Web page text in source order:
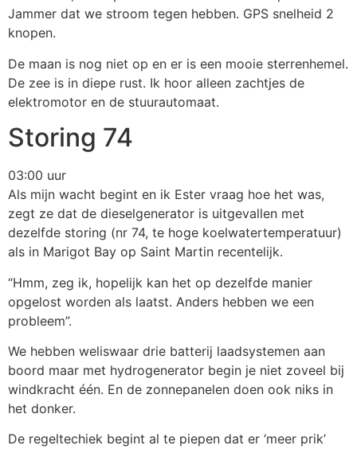
Jammer dat we stroom tegen hebben. GPS snelheid 2
knopen.
De maan is nog niet op en er is een mooie sterrenhemel.
De zee is in diepe rust. Ik hoor alleen zachtjes de
elektromotor en de stuurautomaat.
Storing 74
03:00 uur
Als mijn wacht begint en ik Ester vraag hoe het was,
zegt ze dat de dieselgenerator is uitgevallen met
dezelfde storing (nr 74, te hoge koelwatertemperatuur)
als in Marigot Bay op Saint Martin recentelijk.
“Hmm, zeg ik, hopelijk kan het op dezelfde manier
opgelost worden als laatst. Anders hebben we een
probleem”.
We hebben weliswaar drie batterij laadsystemen aan
boord maar met hydrogenerator begin je niet zoveel bij
windkracht één. En de zonnepanelen doen ook niks in
het donker.
De regeltechiek begint al te piepen dat er ‘meer prik’